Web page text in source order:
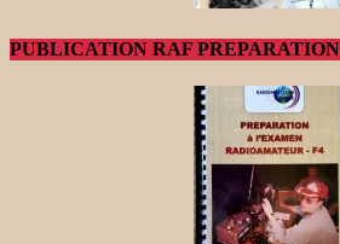
PUBLICATION RAF